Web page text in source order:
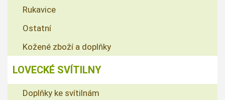
Rukavice
Ostatní
Kožené zboží a doplňky
LOVECKÉ SVÍTILNY
Doplňky ke svítilnám